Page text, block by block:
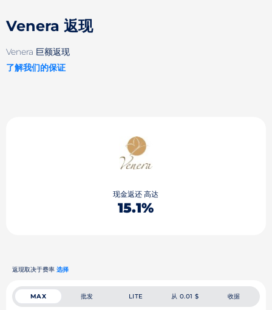
Venera 返现
Venera 巨额返现
了解我们的保证
现金返还 高达
15.1%
返现取决于费率 选择
MAX 批发 LITE 从 0.01 $ 收据